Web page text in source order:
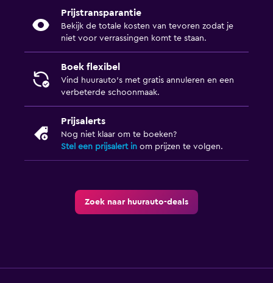
Prijstransparantie
Bekijk de totale kosten van tevoren zodat je
niet voor verrassingen komt te staan.
Boek flexibel
Vind huurauto's met gratis annuleren en een
verbeterde schoonmaak.
Prijsalerts
Nog niet klaar om te boeken?
Stel een prijsalert in om prijzen te volgen.
Zoek naar huurauto-deals